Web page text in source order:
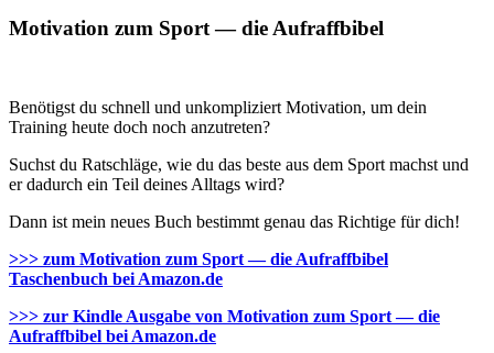
Motivation zum Sport — die Aufraffbibel
Benötigst du schnell und unkompliziert Motivation, um dein
Training heute doch noch anzutreten?
Suchst du Ratschläge, wie du das beste aus dem Sport machst und
er dadurch ein Teil deines Alltags wird?
Dann ist mein neues Buch bestimmt genau das Richtige für dich!
>>> zum Motivation zum Sport — die Aufraffbibel
Taschenbuch bei Amazon.de
>>> zur Kindle Ausgabe von Motivation zum Sport — die
Aufraffbibel bei Amazon.de